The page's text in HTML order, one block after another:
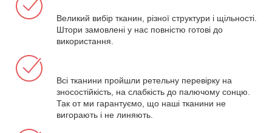
Великий вибір тканин, різної структури і щільності.
Штори замовлені у нас повністю готові до
використання.
Всі тканини пройшли ретельну перевірку на
зносостійкість, на слабкість до палючому сонцю.
Так от ми гарантуємо, що наші тканини не
вигорають і не линяють.